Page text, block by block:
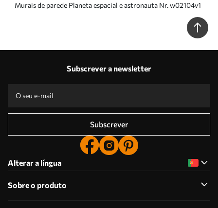
Murais de parede Planeta espacial e astronauta Nr. w02104v1
Subscrever a newsletter
Subscrever
Alterar a língua
Sobre o produto